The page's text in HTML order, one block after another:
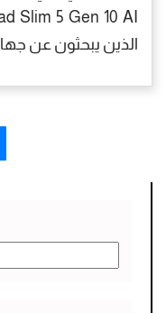
الذين يبحثون عن
عن: